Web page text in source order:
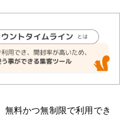
無料かつ無制限で利用でき